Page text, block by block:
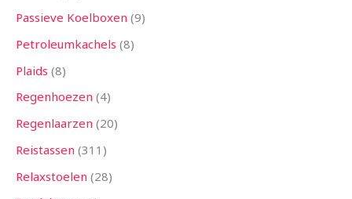
Passieve Koelboxen 9
Petroleumkachels 8
Plaids 8
Regenhoezen 4
Regenlaarzen 20
Reistassen 311
Relaxstoelen 28